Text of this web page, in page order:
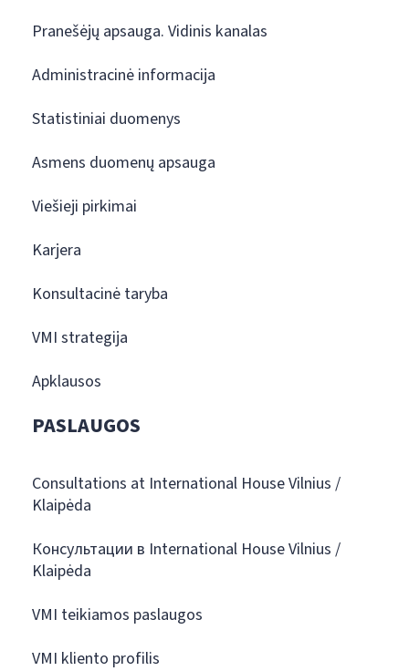
Pranešėjų apsauga. Vidinis kanalas
Administracinė informacija
Statistiniai duomenys
Asmens duomenų apsauga
Viešieji pirkimai
Karjera
Konsultacinė taryba
VMI strategija
Apklausos
PASLAUGOS
Consultations at International House Vilnius /
Klaipėda
Консультации в International House Vilnius /
Klaipėda
VMI teikiamos paslaugos
VMI kliento profilis